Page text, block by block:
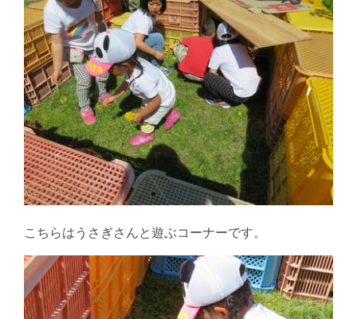
こちらはうさぎさんと遊ぶコーナーです。